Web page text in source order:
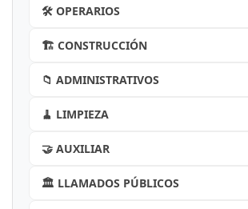
🛠️ OPERARIOS
🏗️ CONSTRUCCIÓN
📁 ADMINISTRATIVOS
🧹 LIMPIEZA
🤝 AUXILIAR
🏛️ LLAMADOS PÚBLICOS